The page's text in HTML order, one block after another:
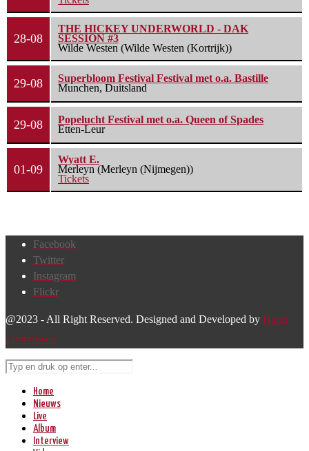
28-08
THE HICKEY UNDERWORLD - DAK
SESSION #3
Wilde Westen (Wilde Westen (Kortrijk))
29-08
Superbloom Festival Festival met o.a. Bastille
Munchen, Duitsland
29-08
Popelucht Festival met o.a. Queen of Spades
Etten-Leur
01-09
Wyatt E.
Merleyn (Merleyn (Nijmegen))
Tickets
Facebook
Twitter
Instagram
Flickr
@2023 - All Right Reserved. Designed and Developed by Harm
Lourenssen
Home
Nieuws
Live
Album
Interview